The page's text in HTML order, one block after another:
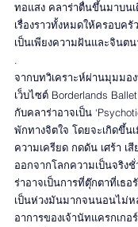
ทอแสง คลาร่าตื่นขึ้นมาบนเ
เรื่องราวทั้งหมดให้ครอบค
เป็นเพียงความฝันและจินตน
.
จากบทวิเคราะห์ผ่านมุมมอ
เว็บไซต์ Borderlands
กับคลาร่าอาจเป็น
พักทางจิตใจ โดยจะเกิดขึ้นเ
ความเครียด กดดัน เศร้า เ
ออกจากโลกความเป็นจริง
ร่าอาจเป็นการที่ตุ๊กตาที่เธอ
เป็นห่วงมันมากจนนอนไม่
อาการของเจ้านัทแครกเกอ